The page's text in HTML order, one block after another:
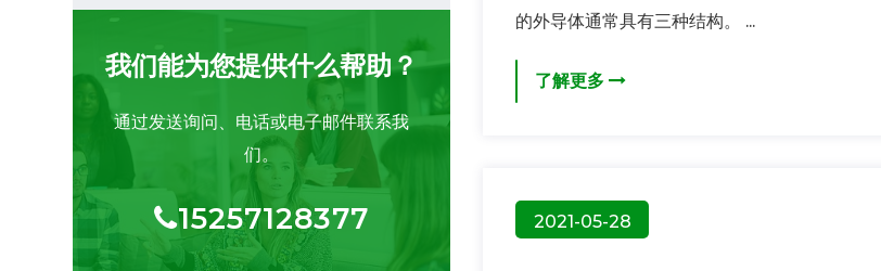
我们能为您提供什么帮助？
通过发送询问、电话或电子邮件联系我
们。
15257128377
的外导体通常具有三种结构。 ...
了解更多
2021-05-28